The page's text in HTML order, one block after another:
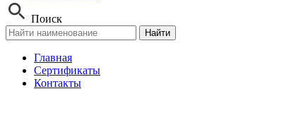
Поиск
Найти
Главная
Сертификаты
Контакты